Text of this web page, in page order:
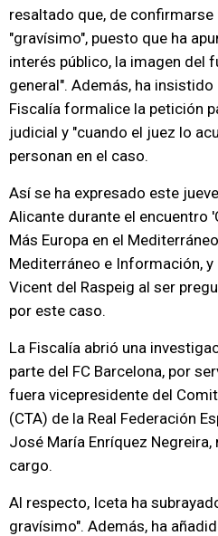
resaltado que, de confirmarse
"gravísimo", puesto que ha
interés público, la imagen del
general". Además, ha
Fiscalía formalice la petición
judicial y "cuando el juez lo
personan en el caso.
Así se ha expresado este
Alicante durante el encuentro
Más Europa en el
Mediterráneo e Información,
Vicent del Raspeig al ser
por este caso.
La Fiscalía abrió una
parte del FC Barcelona, por
fuera vicepresidente del
(CTA) de la Real Federación
José María Enríquez
cargo.
Al respecto, Iceta ha
gravísimo". Además, ha